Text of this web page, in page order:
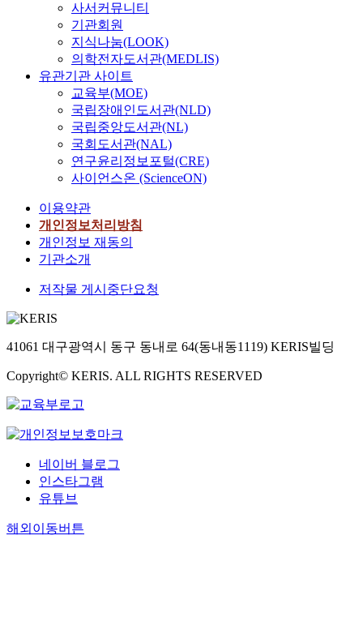
사서커뮤니티
기관회원
지식나눔(LOOK)
의학전자도서관(MEDLIS)
유관기관 사이트
교육부(MOE)
국립장애인도서관(NLD)
국립중앙도서관(NL)
국회도서관(NAL)
연구윤리정보포털(CRE)
사이언스온 (ScienceON)
이용약관
개인정보처리방침
개인정보 재동의
기관소개
저작물 게시중단요청
41061 대구광역시 동구 동내로 64(동내동1119) KERIS빌딩
Copyright© KERIS. ALL RIGHTS RESERVED
네이버 블로그
인스타그램
유튜브
해외이동버튼